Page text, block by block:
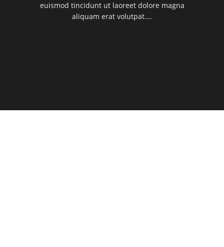
euismod tincidunt ut laoreet dolore magna
aliquam erat volutpat….